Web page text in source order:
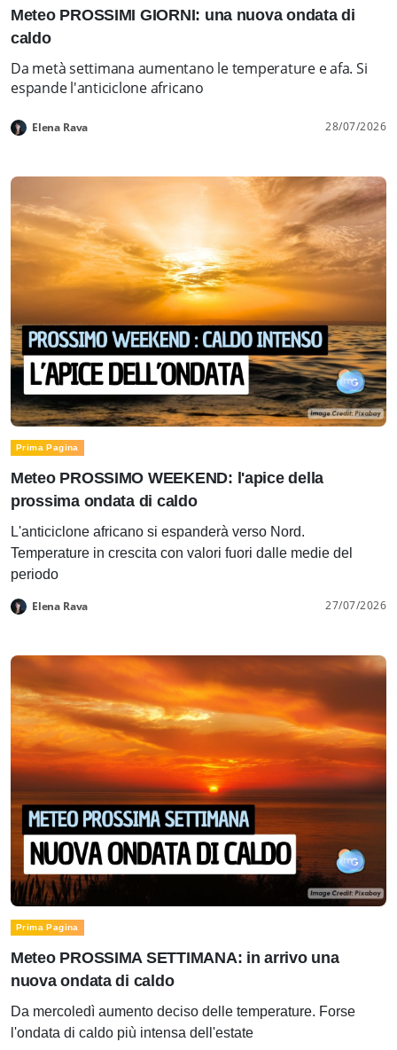
Meteo PROSSIMI GIORNI: una nuova ondata di
caldo
Da metà settimana aumentano le temperature e afa. Si
espande l'anticiclone africano
Elena Rava 28/07/2026
Prima Pagina
Meteo PROSSIMO WEEKEND: l'apice della
prossima ondata di caldo
L'anticiclone africano si espanderà verso Nord.
Temperature in crescita con valori fuori dalle medie del
periodo
Elena Rava 27/07/2026
Prima Pagina
Meteo PROSSIMA SETTIMANA: in arrivo una
nuova ondata di caldo
Da mercoledì aumento deciso delle temperature. Forse
l'ondata di caldo più intensa dell'estate